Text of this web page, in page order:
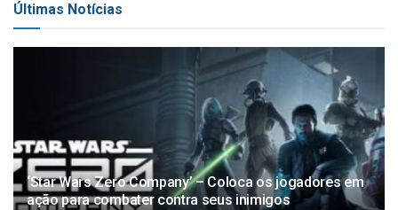
Últimas Notícias
‘Star Wars Zero Company’ – Coloca os jogadores em
ação para combater contra seus inimigos